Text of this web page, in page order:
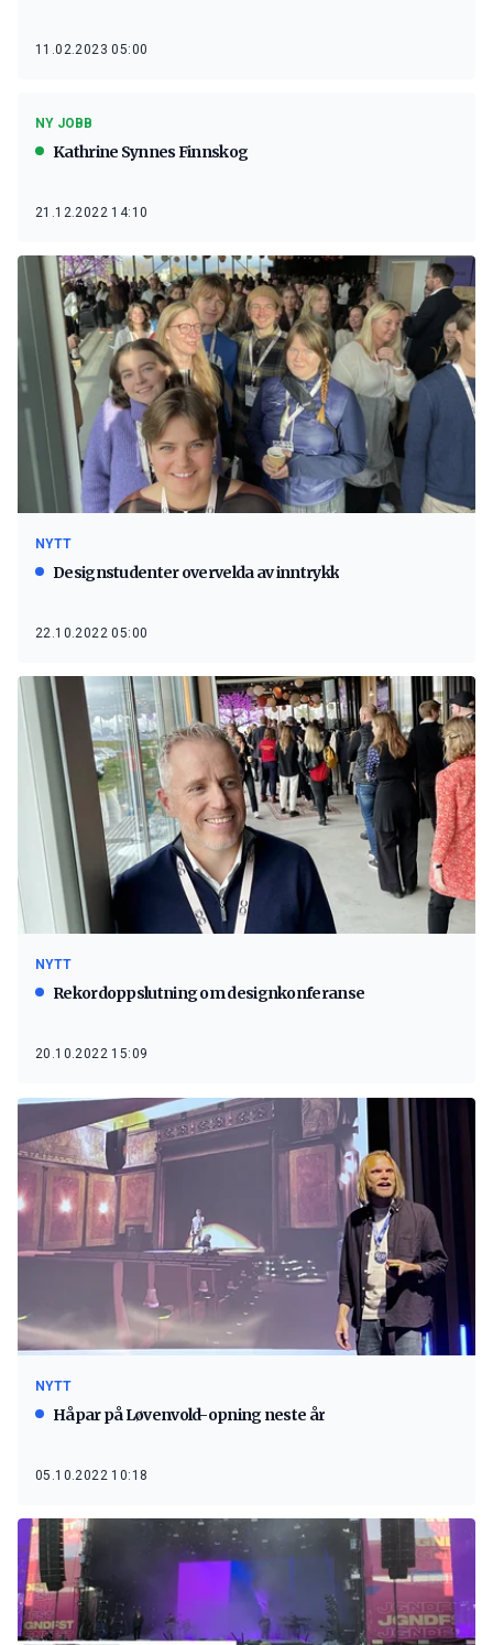
11.02.2023 05:00
NY JOBB
Kathrine Synnes Finnskog
21.12.2022 14:10
NYTT
Designstudenter overvelda av inntrykk
22.10.2022 05:00
NYTT
Rekordoppslutning om designkonferanse
20.10.2022 15:09
NYTT
Håpar på Løvenvold-opning neste år
05.10.2022 10:18